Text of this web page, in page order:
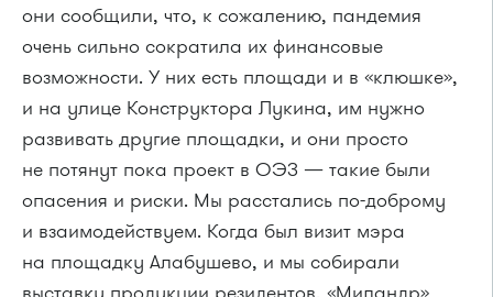
они сообщили, что, к сожалению, пандемия
очень сильно сократила их финансовые
возможности. У них есть площади и в «клюшке»,
и на улице Конструктора Лукина, им нужно
развивать другие площадки, и они просто
не потянут пока проект в ОЭЗ — такие были
опасения и риски. Мы расстались по-доброму
и взаимодействуем. Когда был визит мэра
на площадку Алабушево, и мы собирали